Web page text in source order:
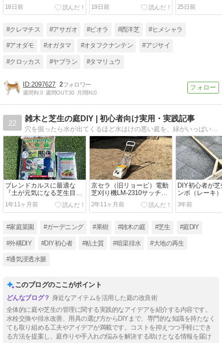
18日前
19日前
25日前
#クレマチス #アサガオ #ビオラ #西洋芝 #ヒメシャラ
#アオダモ #オガタマ #オタフクナンテン #アジサイ
#クロッカス #ヤブラン #タマリュウ
2097627 2
週間IN:0 週間OUT:30 月間IN:0
22
雑木と芝生の庭DIY | 初心者向け実用・実践記事
ブレンドカルスに最適な
『土が元気になる芝生目
土』を使ってみた
1年11ヶ月前
京セラ（旧リョービ）電動
芝刈り機LM-2310サッチン
グ刃を使ってみた
2年11ヶ月前
DIY初心者が
ンボ（レーキ
た
3年前
#家庭菜園 #ガーデニング #果樹 #雑木の庭 #芝生 #庭DIY
#外構DIY #DIY初心者 #粘土質 #暗渠排水 #大地の再生
#通気浸透水脈
このブログのここがポイント
身近なアイテムを活用した庭の改良術
全体的に庭や芝生の管理に関する実践的なアイデアを紹介する内容です。
水栓交換や排水改善、用具の選び方からDIYまで、専門的な知識を持たなく
ても取り組める工夫やアイデアが満載です。コストを抑えつつ手軽にでき
る方法を提案し、庭作りや手入れの悩みを解決する助けとなる情報を届け